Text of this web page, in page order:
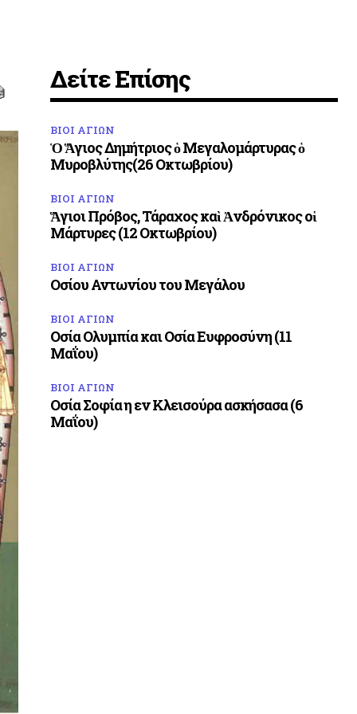
Δείτε Επίσης
ΒΙΟΙ ΑΓΙΩΝ
Ὁ Ἅγιος Δημήτριος ὁ Μεγαλομάρτυρας ὁ
Μυροβλύτης(26 Οκτωβρίου)
ΒΙΟΙ ΑΓΙΩΝ
Ἅγιοι Πρόβος, Τάραχος καὶ Ἀνδρόνικος οἱ
Μάρτυρες (12 Οκτωβρίου)
ΒΙΟΙ ΑΓΙΩΝ
Οσίου Αντωνίου του Μεγάλου
ΒΙΟΙ ΑΓΙΩΝ
Οσία Ολυμπία και Οσία Ευφροσύνη (11
Μαΐου)
ΒΙΟΙ ΑΓΙΩΝ
Οσία Σοφία η εν Κλεισούρα ασκήσασα (6
Μαΐου)